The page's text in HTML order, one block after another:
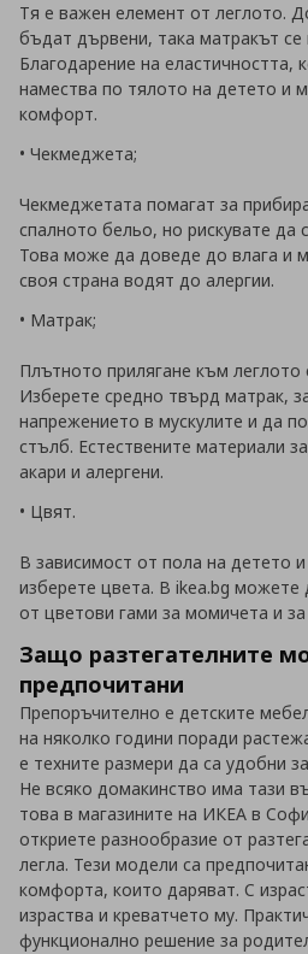
Тя е важен елемент от леглото.
бъдат дървени, така матракът се
Благодарение на еластичността,
намества по тялото на детето и
комфорт.
• Чекмеджета;
Чекмеджетата помагат за
спалното бельо, но рискувате да
Това може да доведе до влага и
своя страна водят до алергии.
• Матрак;
Плътното прилягане към леглото
Изберете средно твърд матрак,
напрежението в мускулите и да
стълб. Естествените материали
акари и алергени.
• Цвят.
В зависимост от пола на детето
изберете цвета. В ikea.bg можете
от цветови гами за момичета и
Защо разтегателните
предпочитани
Препоръчително е детските
на няколко години поради
е техните размери да са удобни
Не всяко домакинство има тази
това в магазините на ИКЕА в
откриете разнообразие от
легла. Тези модели са
комфорта, които даряват. С
израства и креватчето му.
функционално решение за